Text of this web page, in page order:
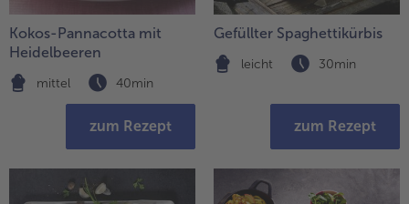
Kokos-Pannacotta mit
Heidelbeeren
mittel 40min
zum Rezept
Gefüllter Spaghettikürbis
leicht 30min
zum Rezept